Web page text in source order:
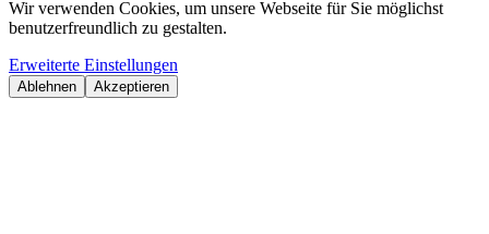
Wir verwenden Cookies, um unsere Webseite für Sie möglichst
benutzerfreundlich zu gestalten.
Erweiterte Einstellungen
Ablehnen Akzeptieren